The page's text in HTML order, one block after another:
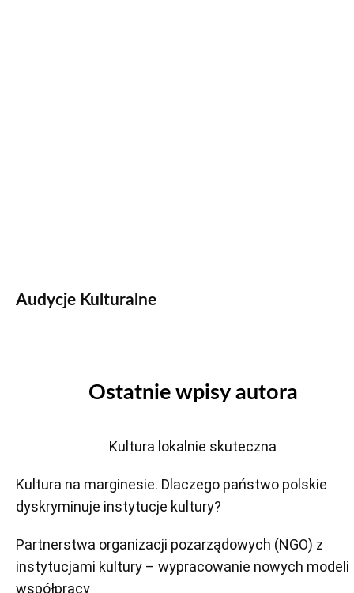
Audycje Kulturalne
Ostatnie wpisy autora
Kultura lokalnie skuteczna
Kultura na marginesie. Dlaczego państwo polskie
dyskryminuje instytucje kultury?
Partnerstwa organizacji pozarządowych (NGO) z
instytucjami kultury – wypracowanie nowych modeli
współpracy